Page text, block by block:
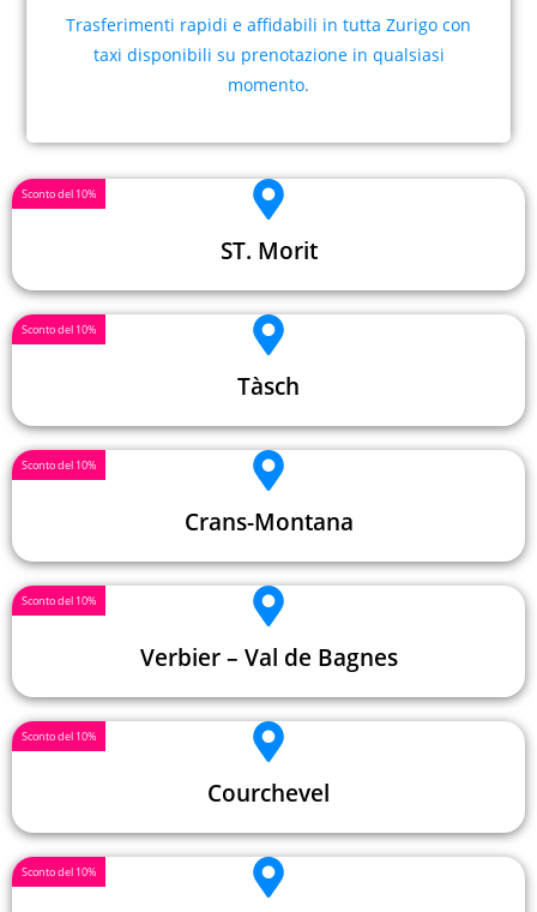
Trasferimenti rapidi e affidabili in tutta Zurigo con
taxi disponibili su prenotazione in qualsiasi
momento.
ST. Morit
Sconto del 10%
Tàsch
Sconto del 10%
Crans-Montana
Sconto del 10%
Verbier – Val de Bagnes
Sconto del 10%
Courchevel
Sconto del 10%
Sconto del 10%